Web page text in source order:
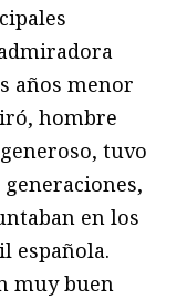
años menor
hombre
tuvo
en los
española.
muy buen